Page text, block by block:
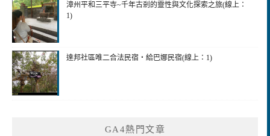
漳州平和三平寺~千年古剎的靈性與文化探索之旅(線上：
1)
達邦社區唯二合法民宿‧給巴娜民宿(線上：1)
GA4熱門文章